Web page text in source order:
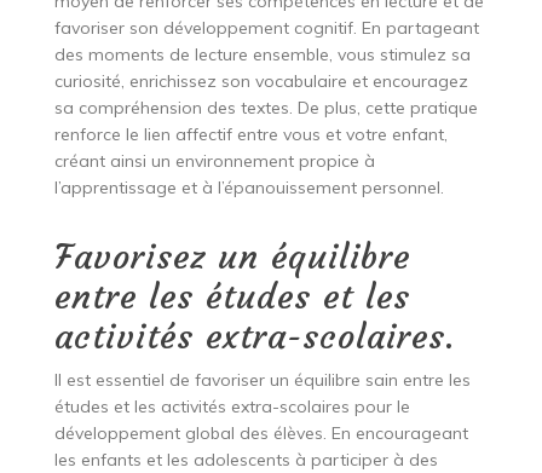
favoriser son développement cognitif. En partageant
des moments de lecture ensemble, vous stimulez sa
curiosité, enrichissez son vocabulaire et encouragez
sa compréhension des textes. De plus, cette pratique
renforce le lien affectif entre vous et votre enfant,
créant ainsi un environnement propice à
l’apprentissage et à l’épanouissement personnel.
Favorisez un équilibre
entre les études et les
activités extra-scolaires.
Il est essentiel de favoriser un équilibre sain entre les
études et les activités extra-scolaires pour le
développement global des élèves. En encourageant
les enfants et les adolescents à participer à des